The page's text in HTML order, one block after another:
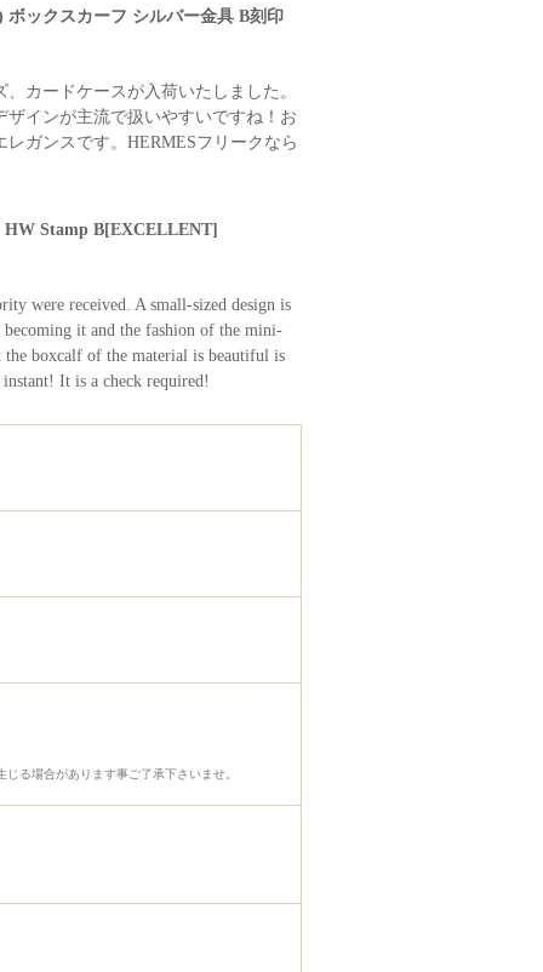
ックスカーフ シルバー金具 B刻印
カードケースが入荷いたしました。
インが主流で扱いやすいですね！お
ガンスです。HERMESフリークなら
Stamp B[EXCELLENT]
were received. A small-sized design is
becoming it and the fashion of the mini-
boxcalf of the material is beautiful is
It is a check required!
る場合があります事ご了承下さいませ。